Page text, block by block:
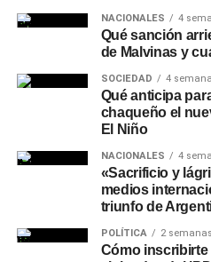
NACIONALES 4
Qué sanción
de Malvinas y
SOCIEDAD 4
Qué anticipa
chaqueño el
El Niño
NACIONALES 4
«Sacrificio y
medios
triunfo de
POLÍTICA 2
Cómo inscribirte